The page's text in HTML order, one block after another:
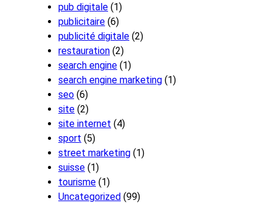
pub digitale (1)
publicitaire (6)
publicité digitale (2)
restauration (2)
search engine (1)
search engine marketing (1)
seo (6)
site (2)
site internet (4)
sport (5)
street marketing (1)
suisse (1)
tourisme (1)
Uncategorized (99)